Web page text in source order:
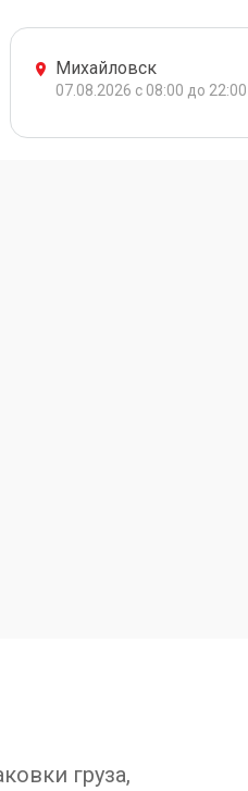
Михайловск
07.08.2026 с 08:00 до 22:00
груза,